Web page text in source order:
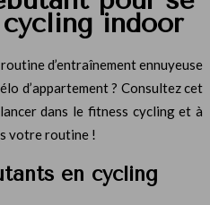
indoor
d’entraînement ennuyeuse
d’appartement ? Consultez cet
dans le fitness cycling et à
votre routine !
en cycling